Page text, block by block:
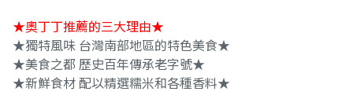
★奧丁丁推薦的三大理由★
★獨特風味 台灣南部地區的特色美食★
★美食之都 歷史百年傳承老字號★
★新鮮食材 配以精選糯米和各種香料★